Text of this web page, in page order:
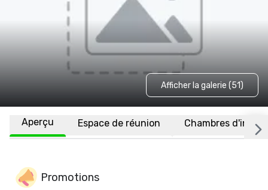
Afficher la galerie (51)
Aperçu Espace de réunion Chambres
Promotions